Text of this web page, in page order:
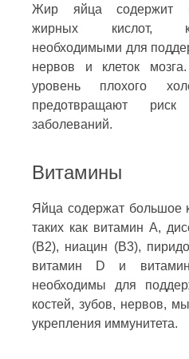
Жир яйца содержит
жирных кислот,
необходимыми для
нервов и клеток
уровень плохого
предотвращают риск
заболеваний.
Витамины
Яйца содержат большое
таких как витамин А,
(В2), ниацин (В3),
витамин D и
необходимы для
костей, зубов, нервов,
укрепления иммунитета.